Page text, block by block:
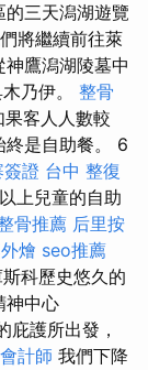
三天潟湖遊覽
將繼續前往萊
鷹潟湖陵墓中
乃伊。 整骨
客人人數較
終是自助餐。 6
簽證 台中 整復
上兒童的自助
骨推薦 后里按
燴 seo推薦
科歷史悠久的
神中心
庇護所出發，
會計師 我們下降